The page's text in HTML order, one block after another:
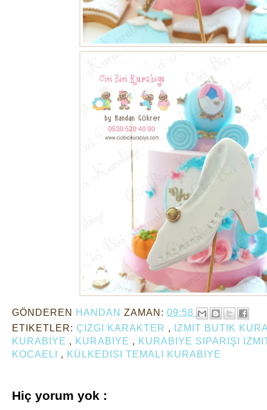
GÖNDEREN HANDAN ZAMAN: 09:58
ETIKETLER: ÇIZGI KARAKTER ,
IZMIT BUTIK
KURABIYE , KURABIYE , KURABIYE SIPARIŞI
KOCAELI , KÜLKEDISI TEMALI KURABIYE
Hiç yorum yok :